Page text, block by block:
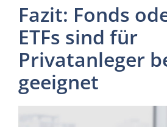
Fazit: Fonds
ETFs sind für
Privatanleger
geeignet